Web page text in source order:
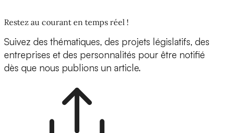
Restez au courant en temps réel !
Suivez des thématiques, des projets législatifs, des
entreprises et des personnalités pour être notifié
dès que nous publions un article.